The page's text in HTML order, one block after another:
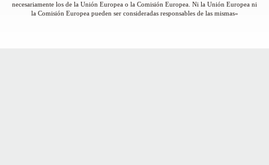
necesariamente los de la Unión Europea o la Comisión Europea. Ni la Unión Europea ni
la Comisión Europea pueden ser consideradas responsables de las mismas»